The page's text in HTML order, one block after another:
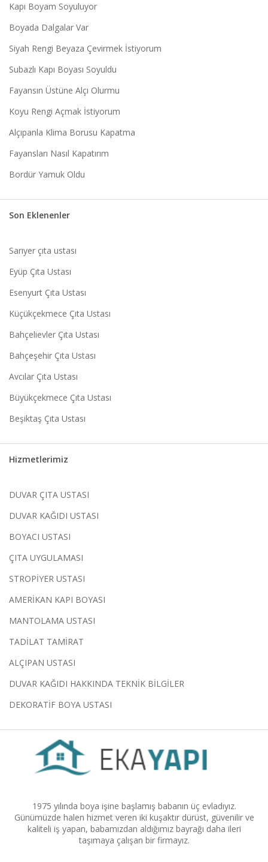
Kapı Boyam Soyuluyor
Boyada Dalgalar Var
Siyah Rengi Beyaza Çevirmek İstiyorum
Subazlı Kapı Boyası Soyuldu
Fayansın Üstüne Alçı Olurmu
Koyu Rengi Açmak İstiyorum
Alçıpanla Klima Borusu Kapatma
Fayansları Nasıl Kapatırım
Bordür Yamuk Oldu
Son Eklenenler
Sarıyer çıta ustası
Eyüp Çıta Ustası
Esenyurt Çıta Ustası
Küçükçekmece Çıta Ustası
Bahçelievler Çıta Ustası
Bahçeşehir Çıta Ustası
Avcılar Çıta Ustası
Büyükçekmece Çıta Ustası
Beşiktaş Çıta Ustası
Hizmetlerimiz
DUVAR ÇITA USTASI
DUVAR KAĞIDI USTASI
BOYACI USTASI
ÇITA UYGULAMASI
STROPİYER USTASI
AMERİKAN KAPI BOYASI
MANTOLAMA USTASI
TADİLAT TAMİRAT
ALÇIPAN USTASI
DUVAR KAĞIDI HAKKINDA TEKNİK BİLGİLER
DEKORATİF BOYA USTASI
1975 yılında boya işine başlamış babanın üç evladıyız.
Günümüzde halen hizmet veren iki kuşaktır dürüst, güvenilir ve
kaliteli iş yapan, babamızdan aldığımız bayrağı daha ileri
taşımaya çalışan bir firmayız.